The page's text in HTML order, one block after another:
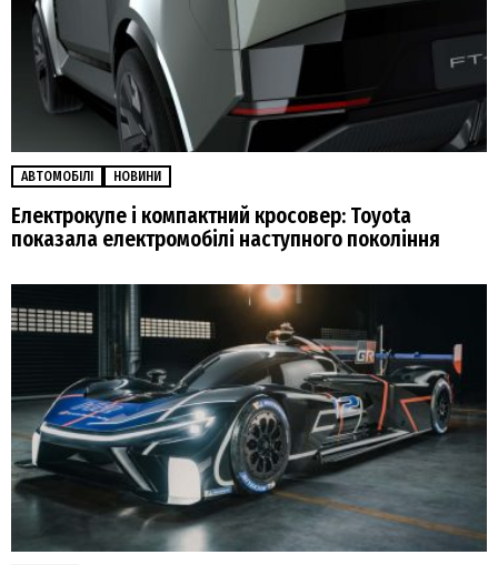
АВТОМОБІЛІ НОВИНИ
Електрокупе і компактний кросовер: Toyota
показала електромобілі наступного покоління